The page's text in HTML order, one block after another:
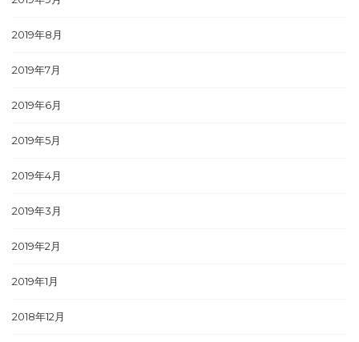
2019年8月
2019年7月
2019年6月
2019年5月
2019年4月
2019年3月
2019年2月
2019年1月
2018年12月